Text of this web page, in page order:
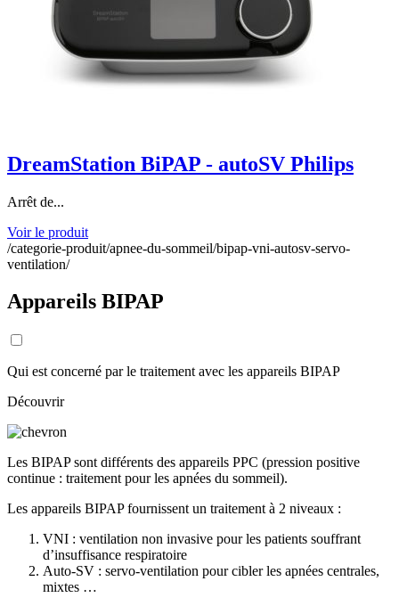
DreamStation BiPAP - autoSV Philips
Arrêt de...
Voir le produit
/categorie-produit/apnee-du-sommeil/bipap-vni-autosv-servo-
ventilation/
Appareils BIPAP
Qui est concerné par le traitement avec les appareils BIPAP
Découvrir
Les BIPAP sont différents des appareils PPC (pression positive
continue : traitement pour les apnées du sommeil).
Les appareils BIPAP fournissent un traitement à 2 niveaux :
VNI : ventilation non invasive pour les patients souffrant
d’insuffisance respiratoire
Auto-SV : servo-ventilation pour cibler les apnées centrales,
mixtes …